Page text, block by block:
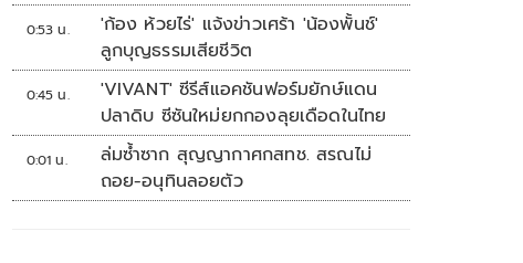
0:53 น.
'ก้อง ห้วยไร่' แจ้งข่าวเศร้า 'น้องพั้นช์'
ลูกบุญธรรมเสียชีวิต
0:45 น.
'VIVANT' ซีรีส์แอคชันฟอร์มยักษ์แดน
ปลาดิบ ซีซันใหม่ยกกองลุยเดือดในไทย
0:01 น.
ล่มซ้ำซาก สุญญากาศกสทช. สรณไม่
ถอย-อนุทินลอยตัว